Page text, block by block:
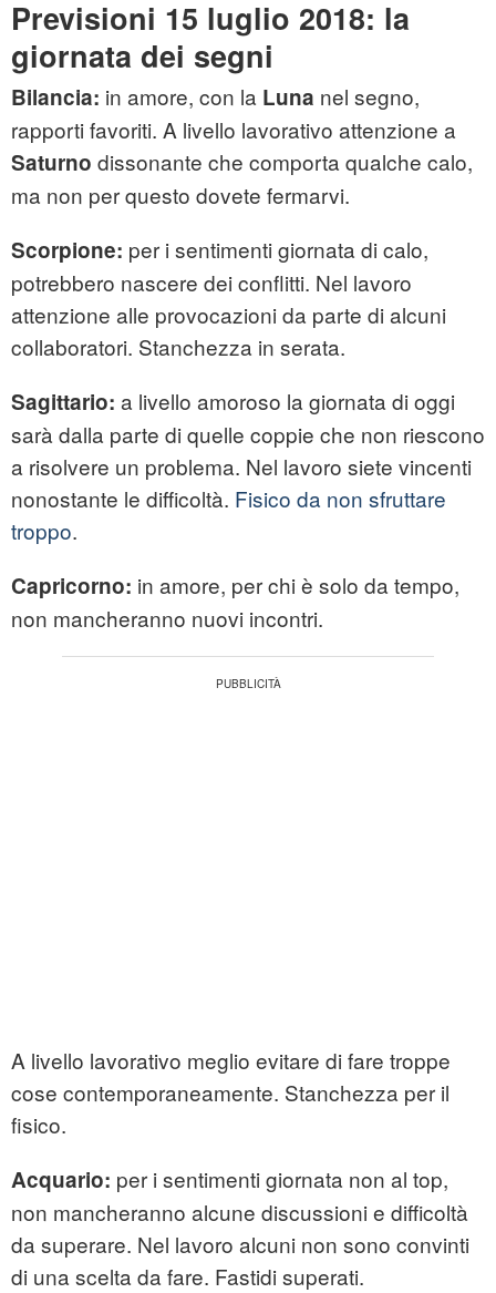
Previsioni 15 luglio 2018: la
giornata dei segni
Bilancia: in amore, con la Luna nel segno,
rapporti favoriti. A livello lavorativo attenzione a
Saturno dissonante che comporta qualche calo,
ma non per questo dovete fermarvi.
Scorpione: per i sentimenti giornata di calo,
potrebbero nascere dei conflitti. Nel lavoro
attenzione alle provocazioni da parte di alcuni
collaboratori. Stanchezza in serata.
Sagittario: a livello amoroso la giornata di oggi
sarà dalla parte di quelle coppie che non riescono
a risolvere un problema. Nel lavoro siete vincenti
nonostante le difficoltà. Fisico da non sfruttare
troppo.
Capricorno: in amore, per chi è solo da tempo,
non mancheranno nuovi incontri.
A livello lavorativo meglio evitare di fare troppe
cose contemporaneamente. Stanchezza per il
fisico.
Acquario: per i sentimenti giornata non al top,
non mancheranno alcune discussioni e difficoltà
da superare. Nel lavoro alcuni non sono convinti
di una scelta da fare. Fastidi superati.